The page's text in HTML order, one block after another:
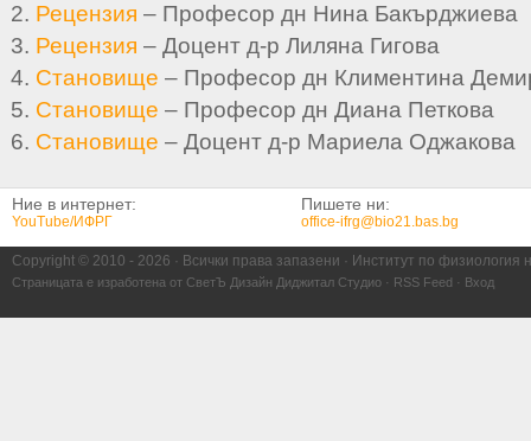
Рецензия – Професор дн Нина Бакърджиева
Рецензия – Доцент д-р Лиляна Гигова
Становище – Професор дн Климентина
Становище – Професор дн Диана Петкова
Становище – Доцент д-р Мариела Оджакова
Ние в интернет:
YouTube/ИФРГ
Пишете ни:
office-ifrg@bio21.bas.bg
Copyright © 2010 - 2026 · Всички права запазени · Институт по физиология
Страницата е изработена от СветЪ Дизайн Диджитал Студио · RSS Feed · Вход